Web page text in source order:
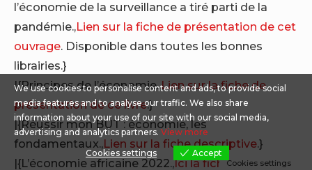
l’économie de la surveillance a tiré parti de la
pandémie.,Lien sur la fiche de présentation de cet
ouvrage. Disponible dans toutes les bonnes
librairies.}
|{Principes de l’économie.,Lien sur la fiche de
présentation de ce livre.}
|{Réussir mon BUT : économie, les
fondamentaux.,Lien sur la fiche descriptive.}
|{L’économie africaine 2022.,Ici la fiche de
We use cookies to personalise content and ads, to provide social
media features and to analyse our traffic. We also share
information about your use of our site with our social media,
advertising and analytics partners. View more
Cookies settings
Accept
Cookies settings